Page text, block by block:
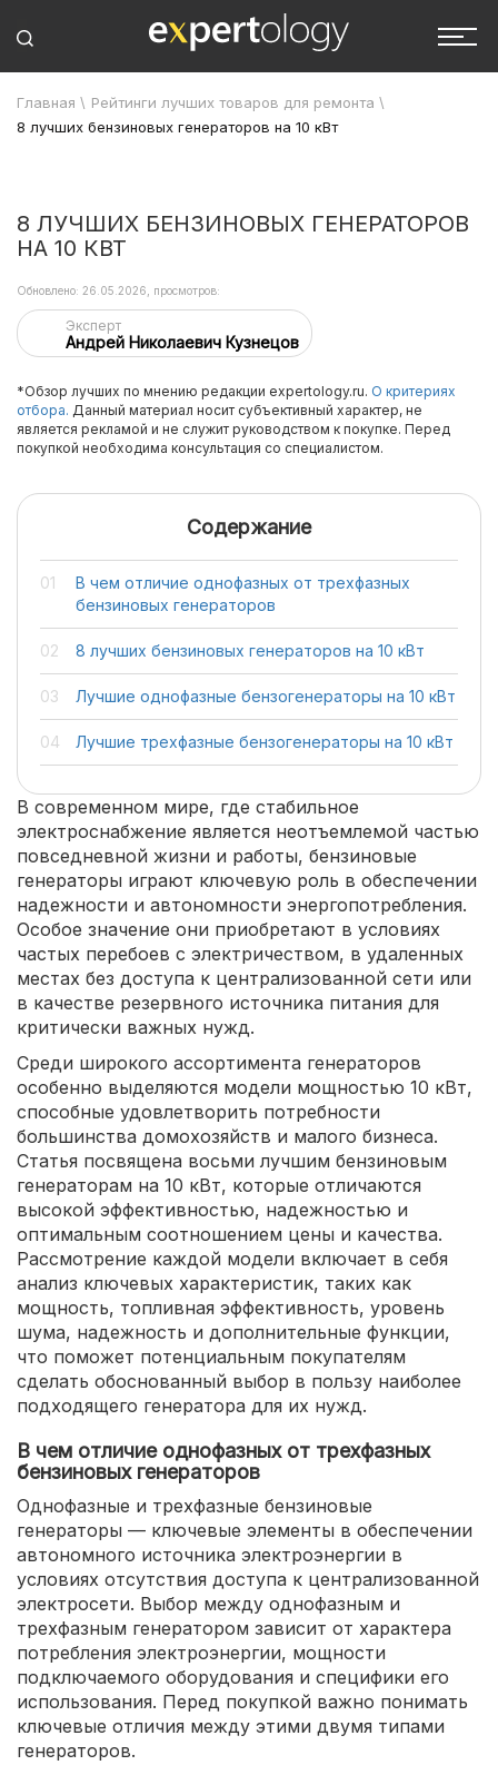
Главная \ Рейтинги лучших товаров для ремонта \
8 лучших бензиновых генераторов на 10 кВт
8 ЛУЧШИХ БЕНЗИНОВЫХ ГЕНЕРАТОРОВ
НА 10 КВТ
Эксперт
Андрей Николаевич Кузнецов
Обновлено: 26.05.2026, просмотров:
*Обзор лучших по мнению редакции expertology.ru. О критериях
отбора. Данный материал носит субъективный характер, не
является рекламой и не служит руководством к покупке. Перед
покупкой необходима консультация со специалистом.
Содержание
В чем отличие однофазных от трехфазных
бензиновых генераторов
8 лучших бензиновых генераторов на 10 кВт
Лучшие однофазные бензогенераторы на 10 кВт
Лучшие трехфазные бензогенераторы на 10 кВт
В современном мире, где стабильное
электроснабжение является неотъемлемой частью
повседневной жизни и работы, бензиновые
генераторы играют ключевую роль в обеспечении
надежности и автономности энергопотребления.
Особое значение они приобретают в условиях
частых перебоев с электричеством, в удаленных
местах без доступа к централизованной сети или
в качестве резервного источника питания для
критически важных нужд.
Среди широкого ассортимента генераторов
особенно выделяются модели мощностью 10 кВт,
способные удовлетворить потребности
большинства домохозяйств и малого бизнеса.
Статья посвящена восьми лучшим бензиновым
генераторам на 10 кВт, которые отличаются
высокой эффективностью, надежностью и
оптимальным соотношением цены и качества.
Рассмотрение каждой модели включает в себя
анализ ключевых характеристик, таких как
мощность, топливная эффективность, уровень
шума, надежность и дополнительные функции,
что поможет потенциальным покупателям
сделать обоснованный выбор в пользу наиболее
подходящего генератора для их нужд.
В чем отличие однофазных от трехфазных
бензиновых генераторов
Однофазные и трехфазные бензиновые
генераторы — ключевые элементы в обеспечении
автономного источника электроэнергии в
условиях отсутствия доступа к централизованной
электросети. Выбор между однофазным и
трехфазным генератором зависит от характера
потребления электроэнергии, мощности
подключаемого оборудования и специфики его
использования. Перед покупкой важно понимать
ключевые отличия между этими двумя типами
генераторов.